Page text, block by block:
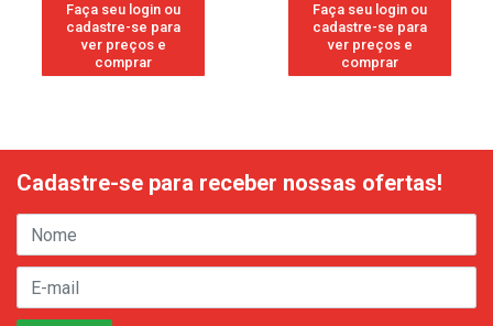
Faça seu login ou
cadastre-se para
ver preços e
comprar
Faça seu login ou
cadastre-se para
ver preços e
comprar
Cadastre-se para receber nossas ofertas!